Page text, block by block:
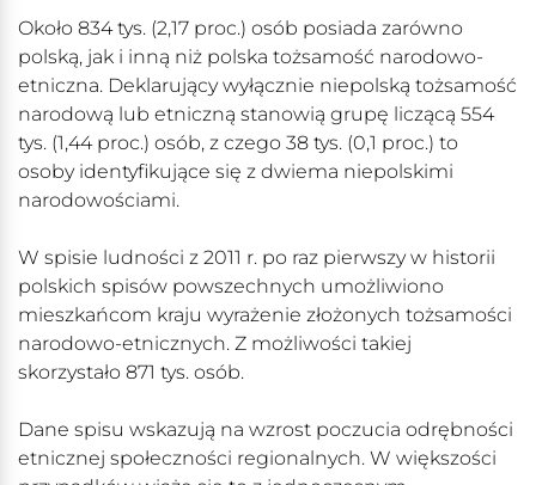
Około 834 tys. (2,17 proc.) osób posiada zarówno
polską, jak i inną niż polska tożsamość narodowo-
etniczna. Deklarujący wyłącznie niepolską tożsamość
narodową lub etniczną stanowią grupę liczącą 554
tys. (1,44 proc.) osób, z czego 38 tys. (0,1 proc.) to
osoby identyfikujące się z dwiema niepolskimi
narodowościami.
W spisie ludności z 2011 r. po raz pierwszy w historii
polskich spisów powszechnych umożliwiono
mieszkańcom kraju wyrażenie złożonych tożsamości
narodowo-etnicznych. Z możliwości takiej
skorzystało 871 tys. osób.
Dane spisu wskazują na wzrost poczucia odrębności
etnicznej społeczności regionalnych. W większości